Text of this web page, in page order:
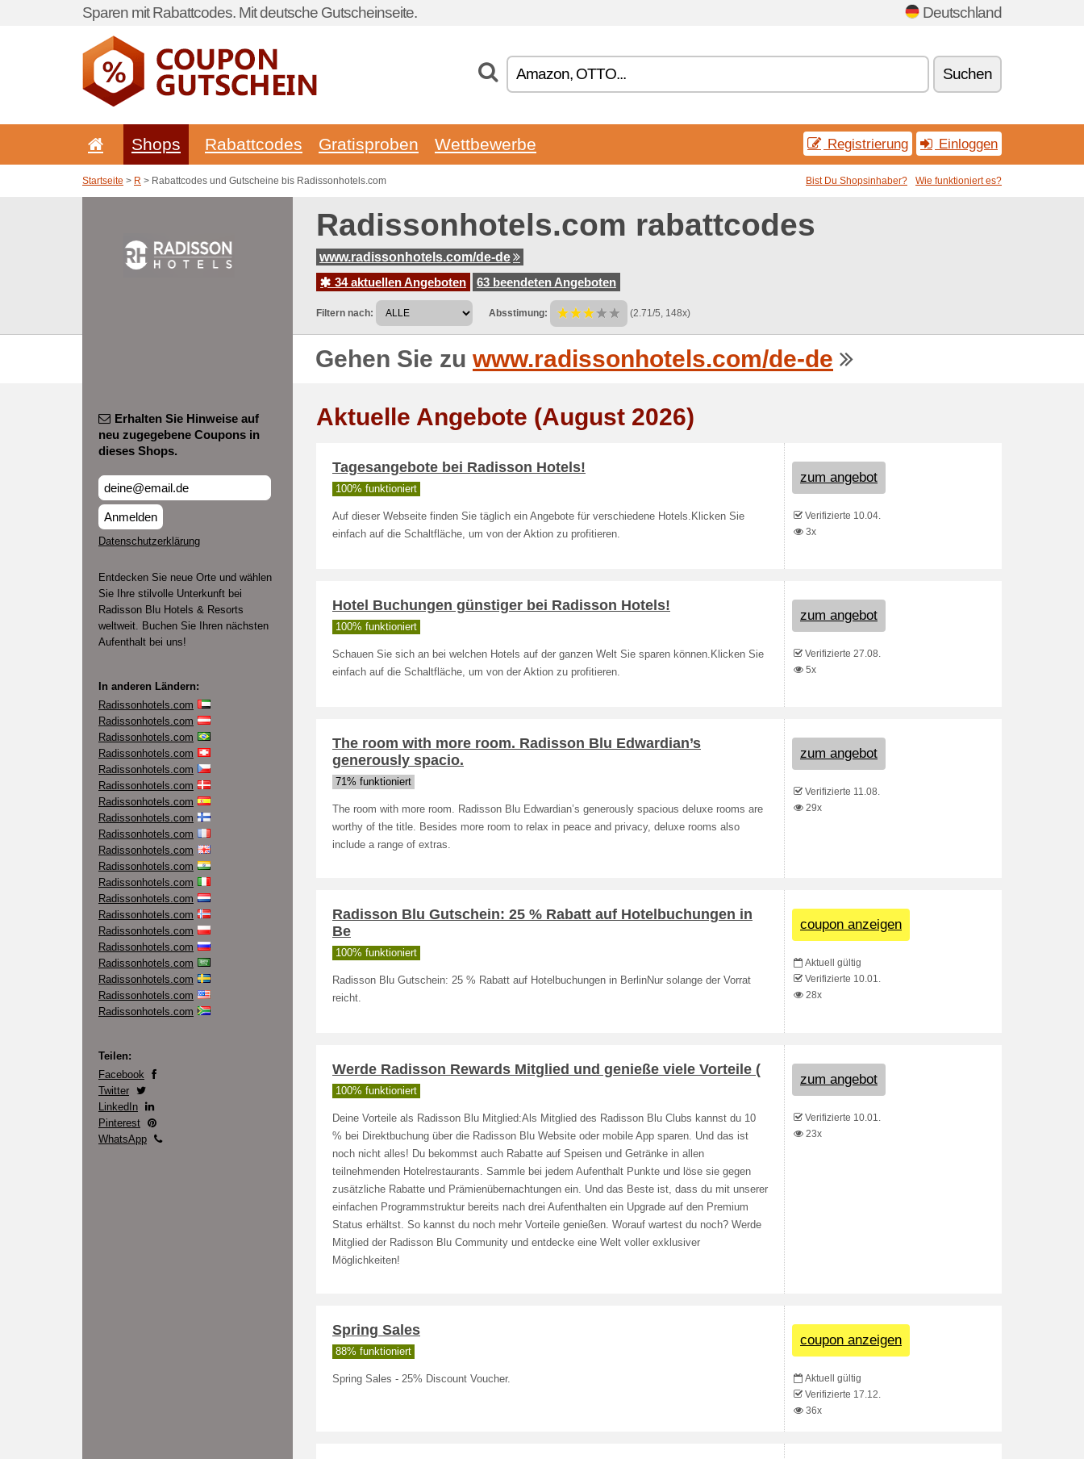
Sparen mit Rabattcodes. Mit deutsche Gutscheinseite. Deutschland
Suchen
Shops Rabattcodes Gratisproben Wettbewerbe Registrierung Einloggen
Startseite > R > Rabattcodes und Gutscheine bis Radissonhotels.com Bist Du Shopsinhaber? Wie funktioniert es?
Radissonhotels.com rabattcodes
www.radissonhotels.com/de-de
34 aktuellen Angeboten
63 beendeten Angeboten
Filtern nach: Absstimung: (2.71/5, 148x)
Gehen Sie zu www.radissonhotels.com/de-de
Erhalten Sie Hinweise auf
neu zugegebene Coupons in
dieses Shops.
Anmelden
Datenschutzerklärung
Entdecken Sie neue Orte und wählen
Sie Ihre stilvolle Unterkunft bei
Radisson Blu Hotels & Resorts
weltweit. Buchen Sie Ihren nächsten
Aufenthalt bei uns!
In anderen Ländern:
Radissonhotels.com
Radissonhotels.com
Radissonhotels.com
Radissonhotels.com
Radissonhotels.com
Radissonhotels.com
Radissonhotels.com
Radissonhotels.com
Radissonhotels.com
Radissonhotels.com
Radissonhotels.com
Radissonhotels.com
Radissonhotels.com
Radissonhotels.com
Radissonhotels.com
Radissonhotels.com
Radissonhotels.com
Radissonhotels.com
Radissonhotels.com
Radissonhotels.com
Teilen:
Facebook
Twitter
LinkedIn
Pinterest
WhatsApp
Aktuelle Angebote (August 2026)
Tagesangebote bei Radisson Hotels!
100% funktioniert
Auf dieser Webseite finden Sie täglich ein Angebote für verschiedene Hotels.Klicken Sie
einfach auf die Schaltfläche, um von der Aktion zu profitieren.
zum angebot
Verifizierte 10.04.
3x
Hotel Buchungen günstiger bei Radisson Hotels!
100% funktioniert
Schauen Sie sich an bei welchen Hotels auf der ganzen Welt Sie sparen können.Klicken Sie
einfach auf die Schaltfläche, um von der Aktion zu profitieren.
zum angebot
Verifizierte 27.08.
5x
The room with more room. Radisson Blu Edwardian’s
generously spacio.
71% funktioniert
The room with more room. Radisson Blu Edwardian’s generously spacious deluxe rooms are
worthy of the title. Besides more room to relax in peace and privacy, deluxe rooms also
include a range of extras.
zum angebot
Verifizierte 11.08.
29x
Radisson Blu Gutschein: 25 % Rabatt auf Hotelbuchungen in
Be
100% funktioniert
Radisson Blu Gutschein: 25 % Rabatt auf Hotelbuchungen in BerlinNur solange der Vorrat
reicht.
coupon anzeigen
Aktuell gültig
Verifizierte 10.01.
28x
Werde Radisson Rewards Mitglied und genieße viele Vorteile (
100% funktioniert
Deine Vorteile als Radisson Blu Mitglied:Als Mitglied des Radisson Blu Clubs kannst du 10
% bei Direktbuchung über die Radisson Blu Website oder mobile App sparen. Und das ist
noch nicht alles! Du bekommst auch Rabatte auf Speisen und Getränke in allen
teilnehmenden Hotelrestaurants. Sammle bei jedem Aufenthalt Punkte und löse sie gegen
zusätzliche Rabatte und Prämienübernachtungen ein. Und das Beste ist, dass du mit unserer
einfachen Programmstruktur bereits nach drei Aufenthalten ein Upgrade auf den Premium
Status erhältst. So kannst du noch mehr Vorteile genießen. Worauf wartest du noch? Werde
Mitglied der Radisson Blu Community und entdecke eine Welt voller exklusiver
Möglichkeiten!
zum angebot
Verifizierte 10.01.
23x
Spring Sales
88% funktioniert
Spring Sales - 25% Discount Voucher.
coupon anzeigen
Aktuell gültig
Verifizierte 17.12.
36x